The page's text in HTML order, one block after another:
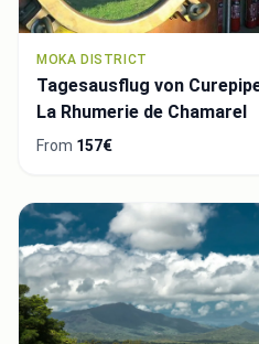
MOKA DISTRICT
Tagesausflug von
La Rhumerie de Chamarel
From 157€